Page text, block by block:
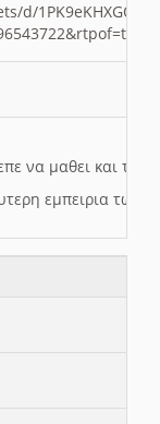
d/
να μαθει και το
εμπειρια